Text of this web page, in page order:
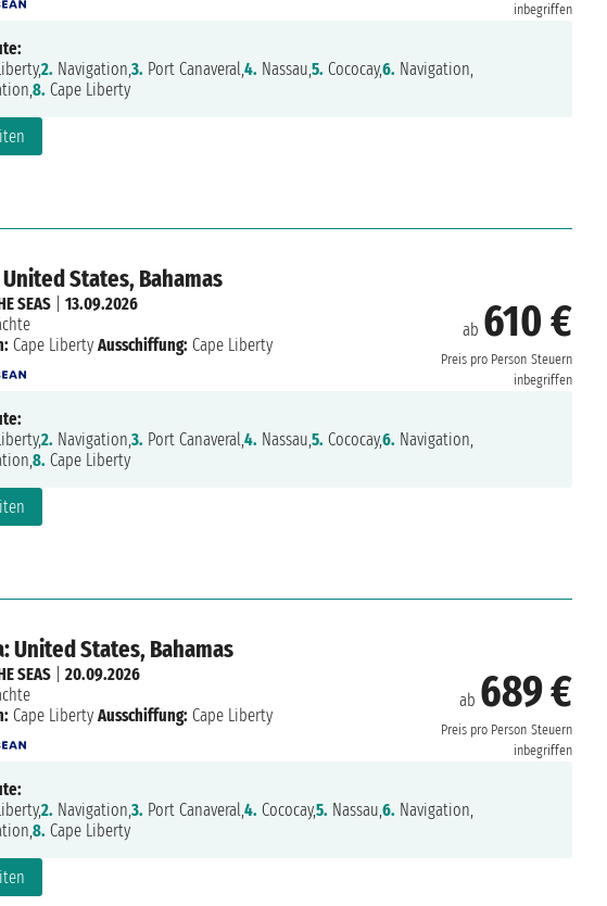
inbegriffen
2. Navigation,3. Port Canaveral,4. Nassau,5. Cococay,6. Navigation,
8. Cape Liberty
States, Bahamas
ab 610 €
Preis pro Person Steuern
inbegriffen
SEAS |13.09.2026
Cape Liberty Ausschiffung: Cape Liberty
2. Navigation,3. Port Canaveral,4. Nassau,5. Cococay,6. Navigation,
8. Cape Liberty
United States, Bahamas
ab 689 €
Preis pro Person Steuern
inbegriffen
SEAS |20.09.2026
Cape Liberty Ausschiffung: Cape Liberty
2. Navigation,3. Port Canaveral,4. Cococay,5. Nassau,6. Navigation,
8. Cape Liberty